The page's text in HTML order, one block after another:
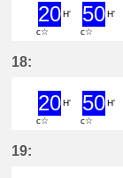
20H'
c☆
50H'
c☆
18:
20H'
c☆
50H'
c☆
19: